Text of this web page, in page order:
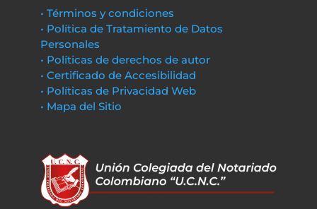
• Términos y condiciones
• Política de Tratamiento de Datos
Personales
• Políticas de derechos de autor
• Certificado de Accesibilidad
• Políticas de Privacidad Web
• Mapa del Sitio